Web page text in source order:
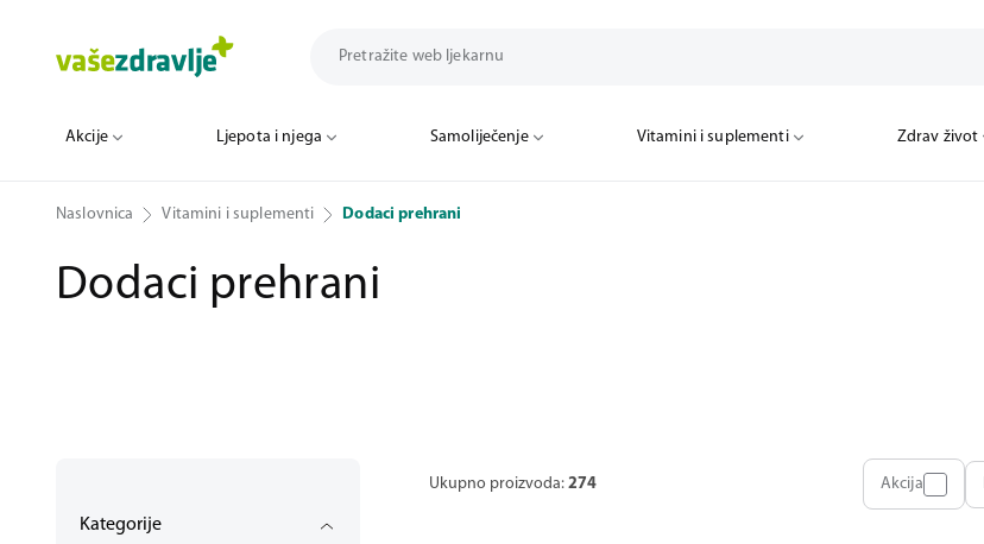
Akcije Ljepota i njega Samoliječenje Vitamini i suplementi Zdrav život
Naslovnica Vitamini i suplementi Dodaci prehrani
Dodaci prehrani
Kategorije
Ukupno proizvoda: 274 Akcija